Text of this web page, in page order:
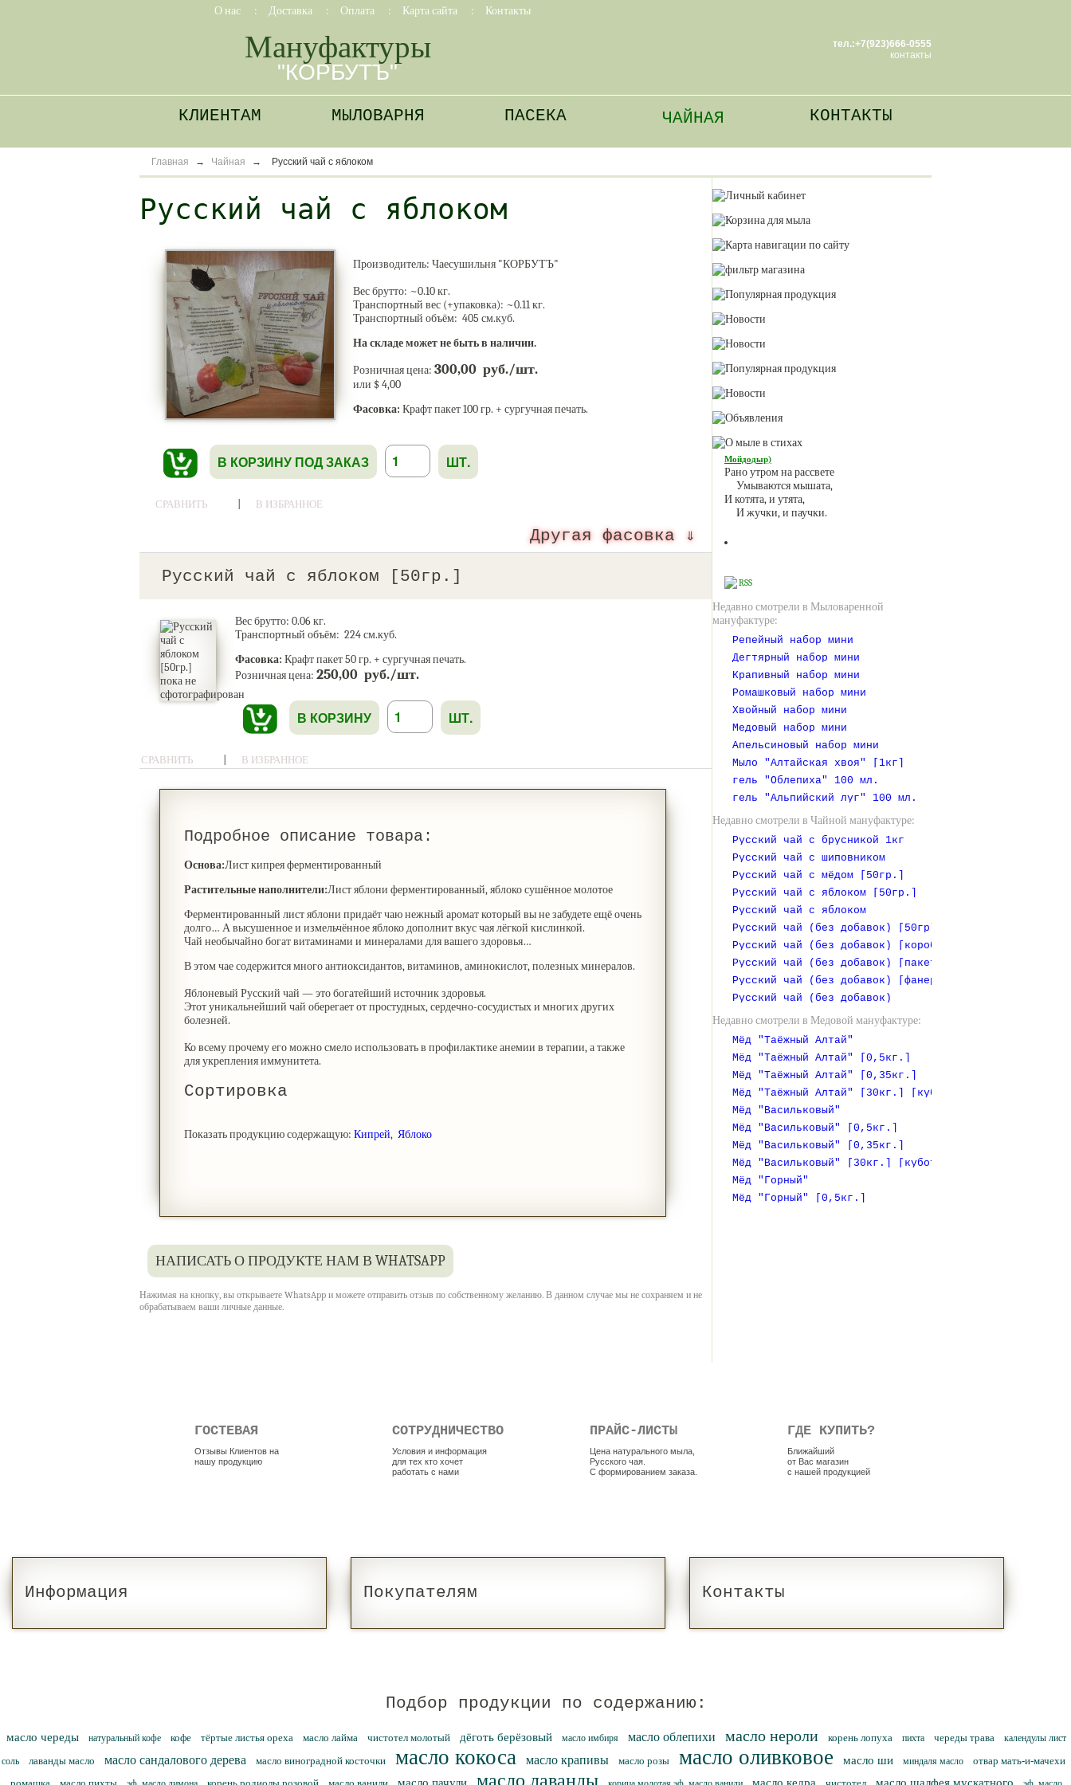
О нас : Доставка : Оплата : Карта сайта : Контакты
тел.:+7(923)666-0555
контакты
Мануфактуры
"КОРБУТЪ"
КЛИЕНТАМ МЫЛОВАРНЯ ПАСЕКА ЧАЙНАЯ КОНТАКТЫ
Главная → Чайная → Русский чай с яблоком
Русский чай с яблоком
Производитель: Чаесушильня "КОРБУТЪ"
Вес брутто: ~0.10кг.
Транспортный вес (+упаковка): ~0.11кг.
Транспортный объём: 405 см.куб.
На складе может не быть в наличии.
Розничная цена: 300,00 руб./шт.
или $ 4,00
Фасовка: Крафт пакет 100 гр. + сургучная печать.
В КОРЗИНУ ПОД ЗАКАЗ ШТ.
СРАВНИТЬ В ИЗБРАННОЕ
Другая фасовка ⇓
Русский чай с яблоком [50гр.]
Вес брутто: 0.06кг.
Транспортный объём: 224 см.куб.
Фасовка: Крафт пакет 50 гр. + сургучная печать.
Розничная цена: 250,00 руб./шт.
В КОРЗИНУ ШТ.
СРАВНИТЬ В ИЗБРАННОЕ
Подробное описание товара:
Основа:Лист кипрея ферментированный
Растительные наполнители:Лист яблони ферментированный, яблоко сушённое молотое
Ферментированный лист яблони придаёт чаю нежный аромат который вы не забудете ещё очень
долго… А высушенное и измельчённое яблоко дополнит вкус чая лёгкой кислинкой.
Чай необычайно богат витаминами и минералами для вашего здоровья…
В этом чае содержится много антиоксидантов, витаминов, аминокислот, полезных минералов.
Яблоневый Русский чай — это богатейший источник здоровья.
Этот уникальнейший чай оберегает от простудных, сердечно-сосудистых и многих других
болезней.
Ко всему прочемуего можно смело использовать в профилактике анемии в терапии, а также
для укрепления иммунитета.
Сортировка
Показать продукцию содержащую: Кипрей, Яблоко
НАПИСАТЬ О ПРОДУКТЕ НАМ В WHATSAPP
Нажимая на кнопку, вы открываете WhatsApp и можете отправить отзыв по собственному желанию. В данном случае мы не сохраняем и не
обрабатываем ваши личные данные.
Мойдодыр)
Рано утром на рассвете
Умываются мышата,
И котята, и утята,
И жучки, и паучки.
RSS
Недавно смотрели в Мыловаренной
мануфактуре:
Репейный набор мини
Дегтярный набор мини
Крапивный набор мини
Ромашковый набор мини
Хвойный набор мини
Медовый набор мини
Апельсиновый набор мини
Мыло "Алтайская хвоя" [1кг]
гель "Облепиха" 100 мл.
гель "Альпийский луг" 100 мл.
Недавно смотрели в Чайной мануфактуре:
Русский чай с брусникой 1кг
Русский чай с шиповником
Русский чай с мёдом [50гр.]
Русский чай с яблоком [50гр.]
Русский чай с яблоком
Русский чай (без добавок) [50гр]
Русский чай (без добавок) [коробочка]
Русский чай (без добавок) [пакет 1 кг]
Русский чай (без добавок) [фанерная коробочка]
Русский чай (без добавок)
Недавно смотрели в Медовой мануфактуре:
Мёд "Таёжный Алтай"
Мёд "Таёжный Алтай" [0,5кг.]
Мёд "Таёжный Алтай" [0,35кг.]
Мёд "Таёжный Алтай" [30кг.] [куботейнер]
Мёд "Васильковый"
Мёд "Васильковый" [0,5кг.]
Мёд "Васильковый" [0,35кг.]
Мёд "Васильковый" [30кг.] [куботейнер]
Мёд "Горный"
Мёд "Горный" [0,5кг.]
ГОСТЕВАЯ
Отзывы Клиентов на
нашу продукцию
СОТРУДНИЧЕСТВО
Условия и информация
для тех кто хочет
работать с нами
ПРАЙС-ЛИСТЫ
Цена натурального мыла,
Русского чая.
С формированием заказа.
ГДЕ КУПИТЬ?
Ближайший
от Вас магазин
с нашей продукцией
Информация Покупателям Контакты
Подбор продукции по содержанию:
масло череды натуральный кофе кофе тёртые листья ореха масло лайма чистотел молотый дёготь берёзовый масло имбиря масло облепихи масло нероли корень лопуха пихта череды трава календулы лист
соль лаванды масло масло сандалового дерева масло виноградной косточки масло кокоса масло крапивы масло розы масло оливковое масло ши миндаля масло
отвар мать-и-мачехи
масло пачули масло лаванды масло кедра масло шалфея мускатного